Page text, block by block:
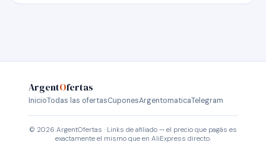
ArgentOfertas
InicioTodas las ofertasCuponesArgentomaticaTelegram
© 2026 ArgentOfertas · Links de afiliado — el precio que pagás es
exactamente el mismo que en AliExpress directo.